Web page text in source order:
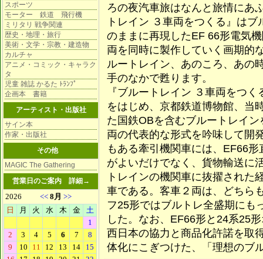
スポーツ
モーター 鉄道 飛行機
ミリタリ 戦争関連
歴史・地理・旅行
美術・文学・宗教・建造物
カルチャ
アニメ・コミック・キャラク
タ
児童 雑誌 かるた ﾄﾗﾝﾌﾟ
企画本 書籍
アーティスト・出版社
サイン本
作家・出版社
その他
MAGIC The Gathering
営業日のご案内 詳細→
ろの夜汽車旅はなんと旅情にあ
トレイン ３車両をつくる』は
のままに再現したEF 66形電気
両を同時に製作していく画期的
ルートレイン、あのころ、あの
手のなかで甦ります。
『ブルートレイン ３車両をつ
をはじめ、京都鉄道博物館、当
た国鉄OBを含むブルートレイ
両の代表的な形式を吟味して開
もある牽引機関車には、EF66
がよいだけでなく、貨物輸送に
トレインの機関車に抜擢された
車である。客車２両は、どちら
フ25形ではブルトレ全盛期にも
した。なお、EF66形と24系25
西日本の協力と商品化許諾を取
体化にこぎつけた、「理想のブ